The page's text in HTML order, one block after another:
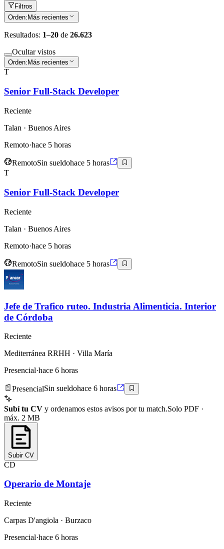
Filtros
Orden: Más recientes
Resultados: 1–20 de 26.623
Ocultar vistos
Orden: Más recientes
T
Senior Full-Stack Developer
Reciente
Talan · Buenos Aires
Remoto·hace 5 horas
RemotoSin sueldohace 5 horas
T
Senior Full-Stack Developer
Reciente
Talan · Buenos Aires
Remoto·hace 5 horas
RemotoSin sueldohace 5 horas
Jefe de Trafico ruteo. Industria Alimenticia. Interior
de Córdoba
Reciente
Mediterránea RRHH · Villa María
Presencial·hace 6 horas
PresencialSin sueldohace 6 horas
Subí tu CV y ordenamos estos avisos por tu match.Solo PDF ·
máx. 2 MB
Subir CV
CD
Operario de Montaje
Reciente
Carpas D'angiola · Burzaco
Presencial·hace 6 horas